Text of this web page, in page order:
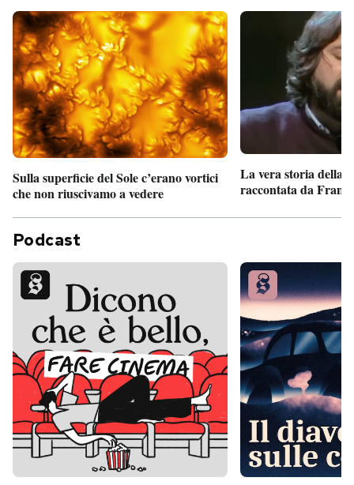
Sulla superficie del Sole c’erano vortici
che non riuscivamo a vedere
La vera storia della
raccontata da
Podcast